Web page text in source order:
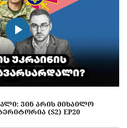
ᲕᲘᲜ ᲐᲠᲘᲡ ᲛᲘᲮᲐᲘᲚᲝ
(S2) EP20